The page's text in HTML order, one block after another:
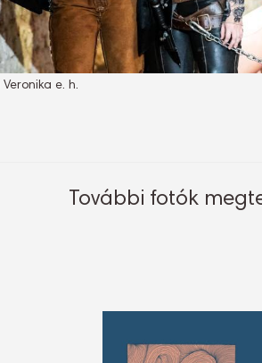
e. h.
További fotók